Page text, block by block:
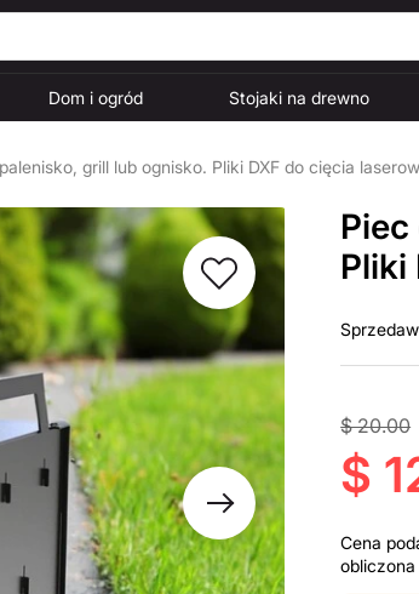
Dom i ogród Stojaki na drewno
grill lub ognisko. Pliki DXF do cięcia
Pliki
$ 20.00
$
Cena